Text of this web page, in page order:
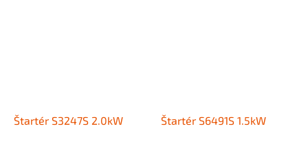
Štartér S3247S 2.0kW Štartér S6491S 1.5kW